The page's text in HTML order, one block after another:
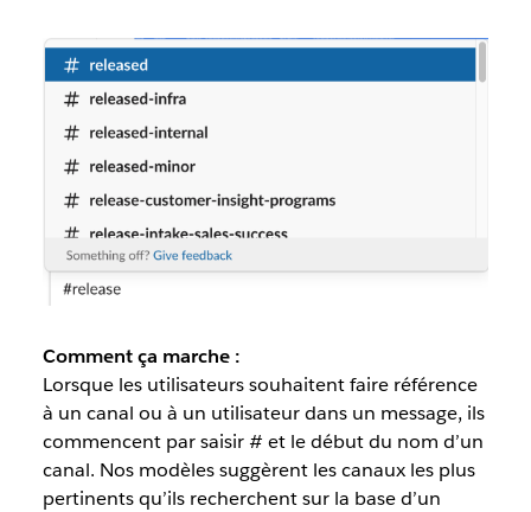
Comment ça marche :
Lorsque les utilisateurs souhaitent faire référence
à un canal ou à un utilisateur dans un message, ils
commencent par saisir # et le début du nom d’un
canal. Nos modèles suggèrent les canaux les plus
pertinents qu’ils recherchent sur la base d’un